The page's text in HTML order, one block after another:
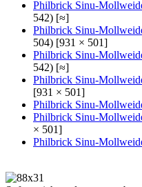
Philbrick Sinu-
542) [≈]
Philbrick Sinu-
504) [931 × 501]
Philbrick Sinu-
542) [≈]
Philbrick Sinu-
[931 × 501]
Philbrick Sinu-
Philbrick Sinu-
× 501]
Philbrick Sinu-